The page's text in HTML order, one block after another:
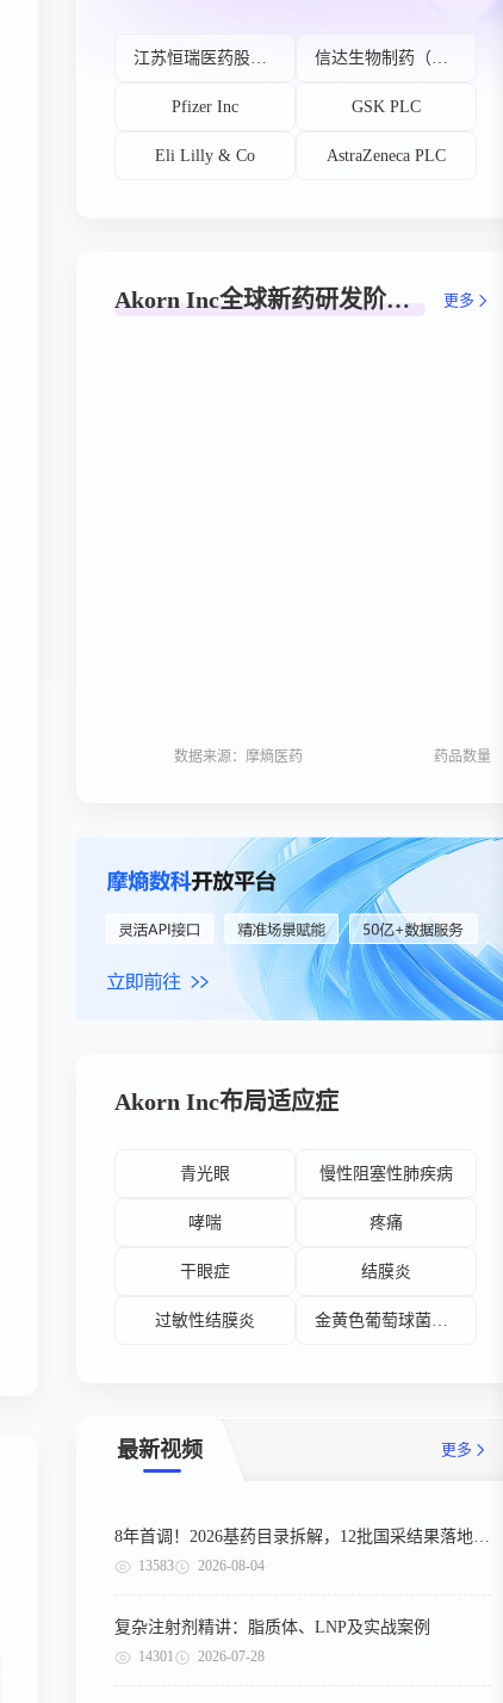
江苏恒瑞医药股份有限公司 信达生物制药（苏州）有限公司
Pfizer Inc GSK PLC
Eli Lilly & Co AstraZeneca PLC
Akorn Inc全球新药研发阶段分布 更多
数据来源：摩熵医药 药品数量
Akorn Inc布局适应症
青光眼 慢性阻塞性肺疾病
哮喘 疼痛
干眼症 结膜炎
过敏性结膜炎
最新视频 更多
13583 2026-08-04
复杂注射剂精讲：脂质体、LNP及实战案例
14301 2026-07-28